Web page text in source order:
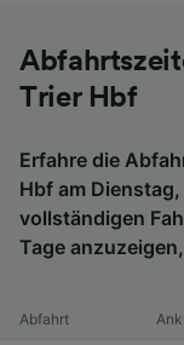
Trier Hbf
Erfahre die
Hbf am
vollständigen
Tage anzuzeigen,
Abfahrt